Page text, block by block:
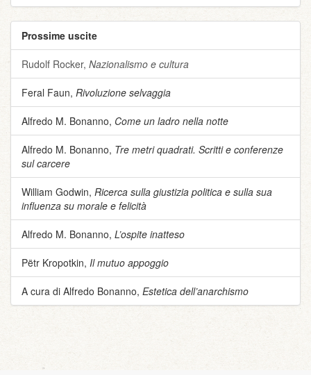
Prossime uscite
Rudolf Rocker, Nazionalismo e cultura
Feral Faun, Rivoluzione selvaggia
Alfredo M. Bonanno, Come un ladro nella notte
Alfredo M. Bonanno, Tre metri quadrati. Scritti e conferenze
sul carcere
William Godwin, Ricerca sulla giustizia politica e sulla sua
influenza su morale e felicità
Alfredo M. Bonanno, L’ospite inatteso
Pëtr Kropotkin, Il mutuo appoggio
A cura di Alfredo Bonanno, Estetica dell’anarchismo